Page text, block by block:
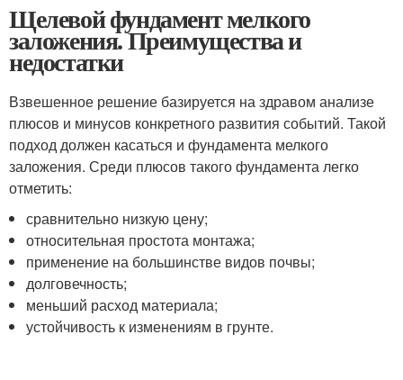
Щелевой фундамент мелкого
заложения. Преимущества и
недостатки
Взвешенное решение базируется на здравом анализе
плюсов и минусов конкретного развития событий. Такой
подход должен касаться и фундамента мелкого
заложения. Среди плюсов такого фундамента легко
отметить:
сравнительно низкую цену;
относительная простота монтажа;
применение на большинстве видов почвы;
долговечность;
меньший расход материала;
устойчивость к изменениям в грунте.